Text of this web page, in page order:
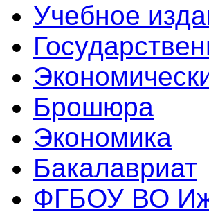
Учебное
Брошюра
Экономика
Бакалавриат
ФГБОУ ВО